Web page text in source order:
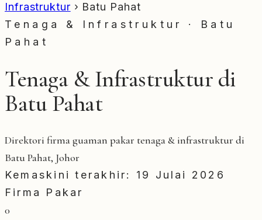
Infrastruktur › Batu Pahat
Tenaga & Infrastruktur · Batu
Pahat
Tenaga & Infrastruktur di
Batu Pahat
Direktori firma guaman pakar tenaga & infrastruktur di
Batu Pahat, Johor
Kemaskini terakhir: 19 Julai 2026
Firma Pakar
0